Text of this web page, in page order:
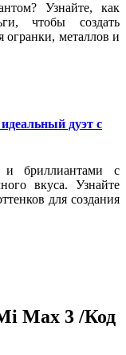
Узнайте, как
чтобы создать
огранки, металлов и
дуэт с
и бриллиантами с
вкуса. Узнайте
для создания
Max 3 /Код